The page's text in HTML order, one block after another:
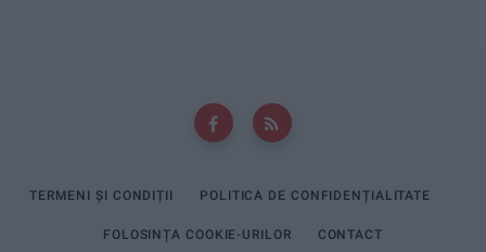
TERMENI ȘI CONDIȚII POLITICA DE CONFIDENȚIALITATE
FOLOSINȚA COOKIE-URILOR CONTACT